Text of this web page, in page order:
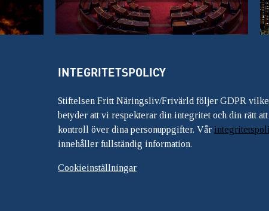
INTEGRITETSPOLICY
Stiftelsen Fritt Näringsliv/Frivärld följer GDPR
betyder att vi respekterar din integritet och din rätt att
kontroll över dina personuppgifter. Vår
innehåller fullständig information.
Cookieinställningar